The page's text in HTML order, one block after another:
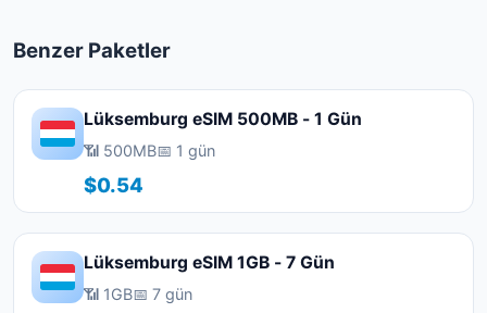
Benzer Paketler
Lüksemburg eSIM 500MB - 1 Gün
📶 500MB📅 1 gün
$0.54
Lüksemburg eSIM 1GB - 7 Gün
📶 1GB📅 7 gün